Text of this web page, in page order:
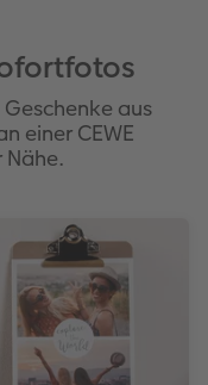
aus
einer CEWE